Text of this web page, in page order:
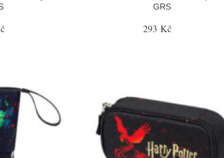
GRS
293 Kč